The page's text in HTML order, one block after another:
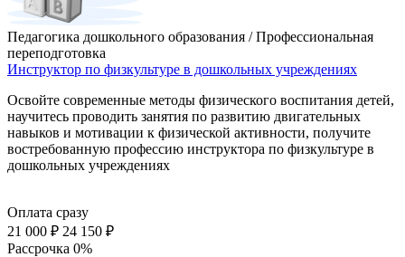
Педагогика дошкольного образования / Профессиональная
переподготовка
Инструктор по физкультуре в дошкольных учреждениях
Освойте современные методы физического воспитания детей,
научитесь проводить занятия по развитию двигательных
навыков и мотивации к физической активности, получите
востребованную профессию инструктора по физкультуре в
дошкольных учреждениях
Оплата сразу
21 000 ₽ 24 150 ₽
Рассрочка 0%